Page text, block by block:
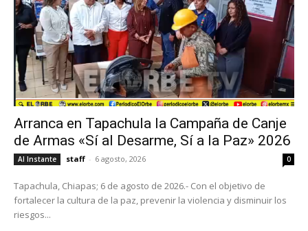
Arranca en Tapachula la Campaña de Canje
de Armas «Sí al Desarme, Sí a la Paz» 2026
Al Instante staff - 6 agosto, 2026 0
Tapachula, Chiapas; 6 de agosto de 2026.- Con el objetivo de
fortalecer la cultura de la paz, prevenir la violencia y disminuir los
riesgos...